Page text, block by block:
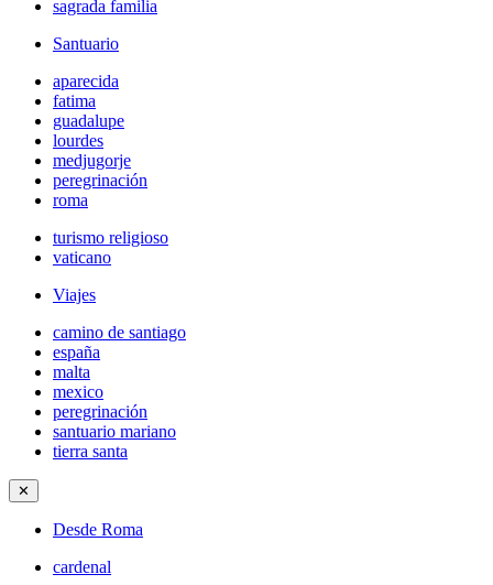
sagrada familia
Santuario
aparecida
fatima
guadalupe
lourdes
medjugorje
peregrinación
roma
turismo religioso
vaticano
Viajes
camino de santiago
españa
malta
mexico
peregrinación
santuario mariano
tierra santa
✕
Desde Roma
cardenal